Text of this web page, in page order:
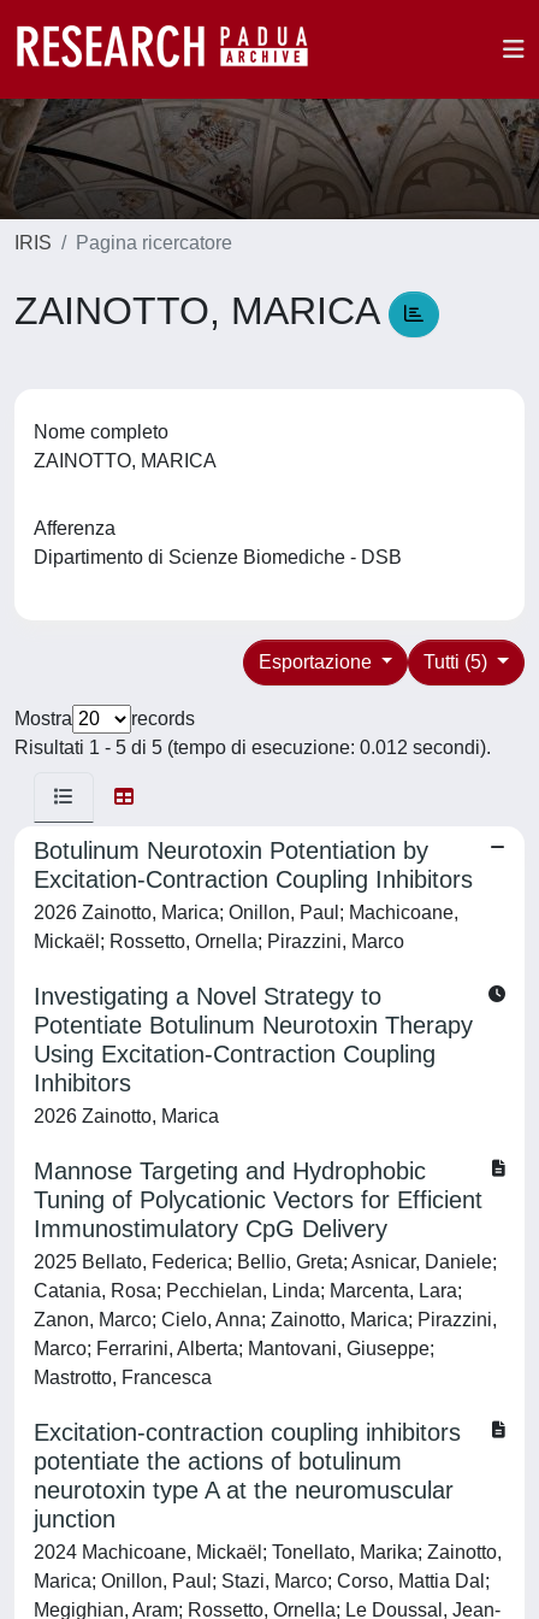
IRIS Pagina ricercatore
ZAINOTTO, MARICA
Nome completo
ZAINOTTO, MARICA
Afferenza
Dipartimento di Scienze Biomediche - DSB
Tutti (5)
Esportazione
Mostra
records
Risultati 1 - 5 di 5 (tempo di esecuzione: 0.012 secondi).
Botulinum Neurotoxin Potentiation by
Excitation-Contraction Coupling Inhibitors
2026 Zainotto, Marica; Onillon, Paul; Machicoane,
Mickaël; Rossetto, Ornella; Pirazzini, Marco
Investigating a Novel Strategy to
Potentiate Botulinum Neurotoxin Therapy
Using Excitation-Contraction Coupling
Inhibitors
2026 Zainotto, Marica
Mannose Targeting and Hydrophobic
Tuning of Polycationic Vectors for Efficient
Immunostimulatory CpG Delivery
2025 Bellato, Federica; Bellio, Greta; Asnicar, Daniele;
Catania, Rosa; Pecchielan, Linda; Marcenta, Lara;
Zanon, Marco; Cielo, Anna; Zainotto, Marica; Pirazzini,
Marco; Ferrarini, Alberta; Mantovani, Giuseppe;
Mastrotto, Francesca
Excitation-contraction coupling inhibitors
potentiate the actions of botulinum
neurotoxin type A at the neuromuscular
junction
2024 Machicoane, Mickaël; Tonellato, Marika; Zainotto,
Marica; Onillon, Paul; Stazi, Marco; Corso, Mattia Dal;
Megighian, Aram; Rossetto, Ornella; Le Doussal, Jean-